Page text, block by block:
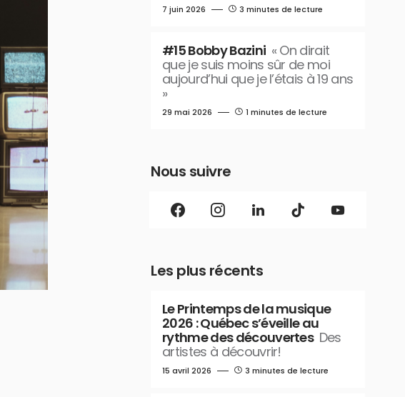
7 juin 2026 3 minutes de lecture
#15 Bobby Bazini « On dirait
que je suis moins sûr de moi
aujourd’hui que je l’étais à 19 ans
»
29 mai 2026 1 minutes de lecture
Nous suivre
Les plus récents
Le Printemps de la musique
2026 : Québec s’éveille au
rythme des découvertes Des
artistes à découvrir!
15 avril 2026 3 minutes de lecture